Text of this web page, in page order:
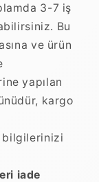
3-7 iş
Bu
ve ürün
yapılan
kargo
bilgilerinizi
iade